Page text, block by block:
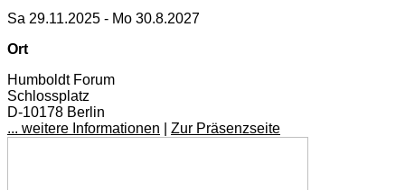
Sa 29.11.2025 - Mo 30.8.2027
Ort
Humboldt Forum
Schlossplatz
D-10178 Berlin
... weitere Informationen
Zur Präsenzseite